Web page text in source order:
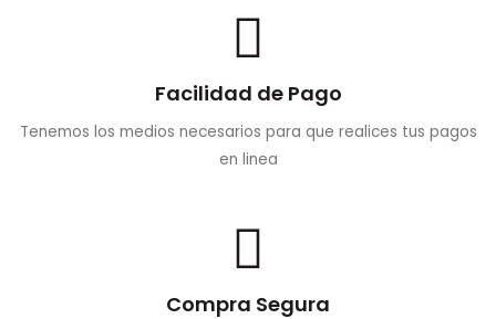
Facilidad de Pago
Tenemos los medios necesarios para que realices tus pagos
en linea
Compra Segura